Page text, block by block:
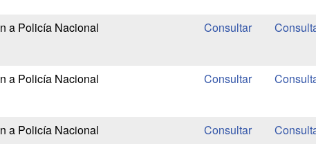
a Policía Nacional
a Policía Nacional
a Policía Nacional